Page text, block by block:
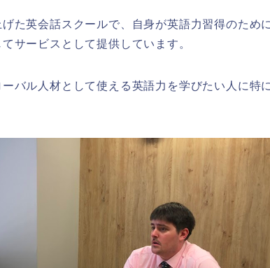
た英会話スクールで、自身が英語力習得のため
サービスとして提供しています。
バル人材として使える英語力を学びたい人に特